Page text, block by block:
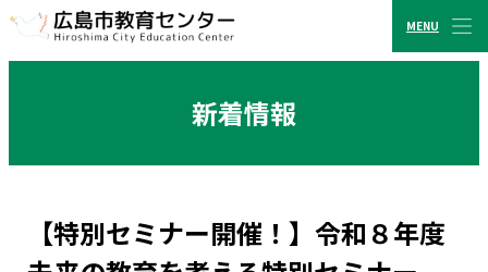
広島市教育センター
新着情報
【特別セミナー開催！】令和８年度
MENU